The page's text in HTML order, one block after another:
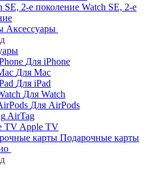
Watch SE, 2-е
Аксессуары
Для iPhone
Для Mac
Для iPad
Для Watch
Для AirPods
AirTag
Apple TV
Подарочные карты